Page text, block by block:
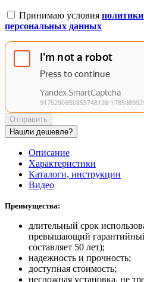
Принимаю условия
персональных данных
Отправить
Нашли дешевле?
Описание
Характеристики
Каталоги, инструкции
Видео
Преимущества:
длительный срок
превышающий
составляет 50 лет);
надежность и прочность;
доступная стоимость;
несложная установка, не